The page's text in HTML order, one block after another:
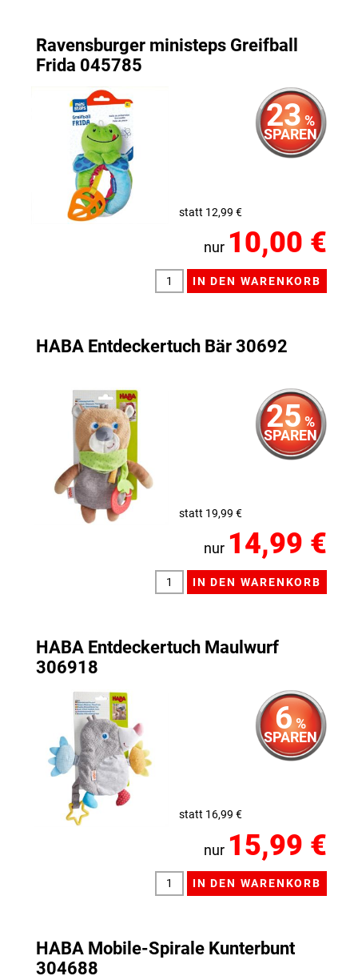
Ravensburger ministeps Greifball
Frida 045785
23 %
SPAREN
statt 12,99 €
nur 10,00 €
HABA Entdeckertuch Bär 30692
25 %
SPAREN
statt 19,99 €
nur 14,99 €
HABA Entdeckertuch Maulwurf
306918
6%
SPAREN
statt 16,99 €
nur 15,99 €
HABA Mobile-Spirale Kunterbunt
304688